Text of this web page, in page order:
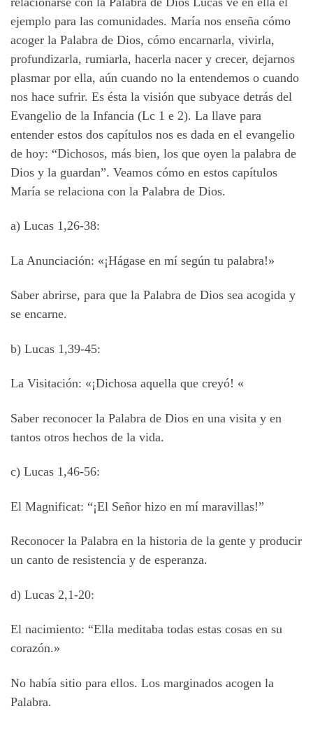
ejemplo para las comunidades. María nos enseña cómo
acoger la Palabra de Dios, cómo encarnarla, vivirla,
profundizarla, rumiarla, hacerla nacer y crecer, dejarnos
plasmar por ella, aún cuando no la entendemos o cuando
nos hace sufrir. Es ésta la visión que subyace detrás del
Evangelio de la Infancia (Lc 1 e 2). La llave para
entender estos dos capítulos nos es dada en el evangelio
de hoy: “Dichosos, más bien, los que oyen la palabra de
Dios y la guardan”. Veamos cómo en estos capítulos
María se relaciona con la Palabra de Dios.
a) Lucas 1,26-38:
La Anunciación: «¡Hágase en mí según tu palabra!»
Saber abrirse, para que la Palabra de Dios sea acogida y
se encarne.
b) Lucas 1,39-45:
La Visitación: «¡Dichosa aquella que creyó! «
Saber reconocer la Palabra de Dios en una visita y en
tantos otros hechos de la vida.
c) Lucas 1,46-56:
El Magnificat: “¡El Señor hizo en mí maravillas!”
Reconocer la Palabra en la historia de la gente y producir
un canto de resistencia y de esperanza.
d) Lucas 2,1-20:
El nacimiento: “Ella meditaba todas estas cosas en su
corazón.»
No había sitio para ellos. Los marginados acogen la
Palabra.